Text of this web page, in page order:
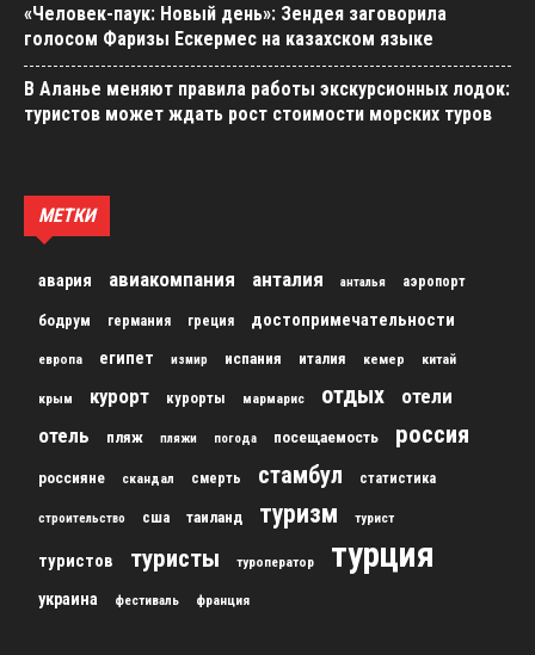
«Человек-паук: Новый день»: Зендея заговорила
голосом Фаризы Ескермес на казахском языке
В Аланье меняют правила работы экскурсионных лодок:
туристов может ждать рост стоимости морских туров
МЕТКИ
авария авиакомпания анталия анталья аэропорт
бодрум германия греция достопримечательности
европа египет измир испания италия кемер китай
крым курорт курорты мармарис отдых
отели
отель
пляж пляжи погода посещаемость россия
россияне скандал смерть стамбул статистика
строительство сша таиланд туризм турист
туристов туристы туроператор турция
украина фестиваль франция